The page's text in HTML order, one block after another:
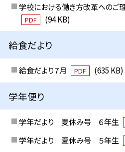
学校における働き方改革へのご
PDF (94 KB)
給食だより
給食だより７月 PDF (635 KB)
学年便り
学年だより 夏休み号 ６年生
学年だより 夏休み号 ５年生